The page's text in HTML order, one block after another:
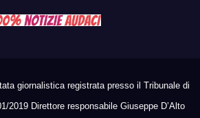
giornalistica registrata presso il Tribunale di
2019 Direttore responsabile Giuseppe D’Alto